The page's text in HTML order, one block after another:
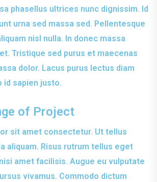
phasellus ultrices nunc dignissim. Id
urna sed massa sed. Pellentesque
nisl nulla. In donec massa
Tristique sed purus et maecenas
dolor. Lacus purus lectus diam
id sapien justo.
of Project
sit amet consectetur. Ut tellus
aliquam. Risus rutrum tellus eget
amet facilisis. Augue eu vulputate
vivamus. Commodo dictum